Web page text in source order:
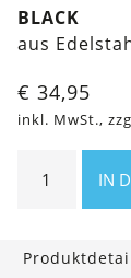
BLACK
aus
€ 34,95
inkl. MwSt.,
Menge
IN